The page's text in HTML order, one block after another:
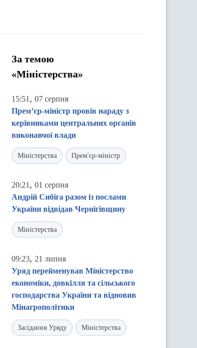
За темою
«Міністерства»
15:51 , 07 серпня
Прем’єр-міністр провів нараду з
керівниками центральних органів
виконавчої влади
Міністерства Прем'єр-міністр
20:21 , 01 серпня
Андрій Сибіга разом із послами
України відвідав Чернігівщину
Міністерства
09:23, 21 липня
Уряд перейменував Міністерство
економіки, довкілля та сільського
господарства України та відновив
Мінагрополітики
Засідання Уряду Міністерства